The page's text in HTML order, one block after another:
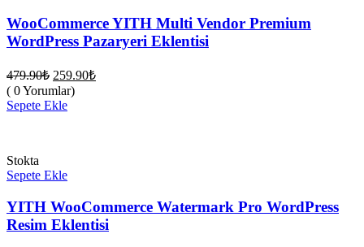
WooCommerce YITH Multi Vendor Premium
WordPress Pazaryeri Eklentisi
479.90₺ Orijinal
fiyat:
479.90₺.
259.90₺Şu
( 0 Yorumlar)
Sepete Ekle
Stokta
Sepete Ekle
YITH WooCommerce Watermark Pro WordPress
Resim Eklentisi